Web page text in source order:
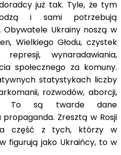
już tak. Tyle, że tym
i sami potrzebują
Ukrainy noszą w
Wielkiego Głodu, czystek
represji, wynaradawiania,
społecznego za komuny.
statystykach liczby
rozwodów, aborcji,
To są twarde dane
Zresztą w Rosji
część z tych, którzy w
figurują jako Ukraińcy, to w